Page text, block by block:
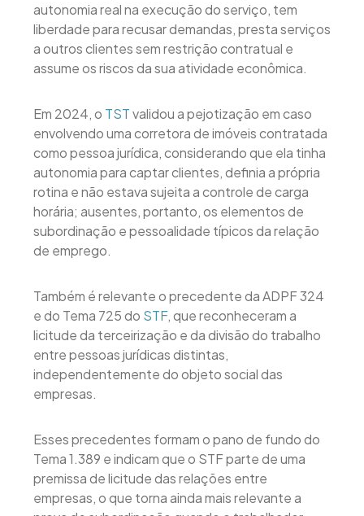
autonomia real na execução do serviço, tem
liberdade para recusar demandas, presta serviços
a outros clientes sem restrição contratual e
assume os riscos da sua atividade econômica.
Em 2024, o TSTvalidou a pejotização em caso
envolvendo uma corretora de imóveis contratada
como pessoa jurídica, considerando que ela tinha
autonomia para captar clientes, definia a própria
rotina e não estava sujeita a controle de carga
horária; ausentes, portanto, os elementos de
subordinação e pessoalidade típicos da relação
de emprego.
Também é relevante o precedente da ADPF 324
e do Tema 725 do STF, que reconheceram a
licitude da terceirização e da divisão do trabalho
entre pessoas jurídicas distintas,
independentemente do objeto social das
empresas.
Esses precedentes formam o pano de fundo do
Tema 1.389 e indicam que o STF parte de uma
premissa de licitude das relações entre
empresas, o que torna ainda mais relevante a